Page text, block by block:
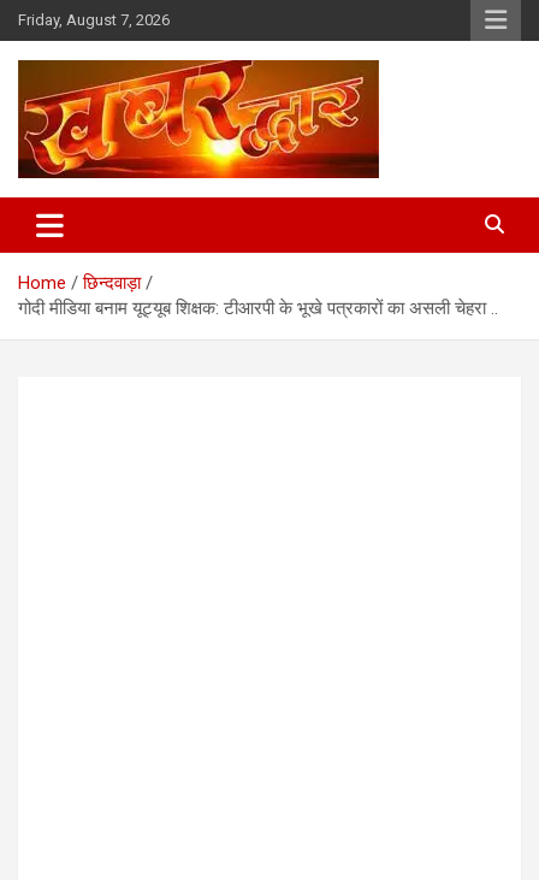
Skip
to
content
Friday, August 7, 2026
Khabar Dwar
Home
छिन्दवाड़ा
गोदी मीडिया बनाम यूट्यूब शिक्षक: टीआरपी के भूखे पत्रकारों का असली चेहरा ..